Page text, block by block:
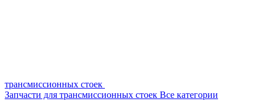
трансмиссионных стоек
Запчасти для трансмиссионных стоек Все категории